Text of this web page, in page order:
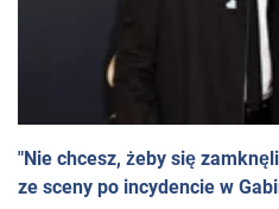
"Nie chcesz, żeby się
ze sceny po incydencie w